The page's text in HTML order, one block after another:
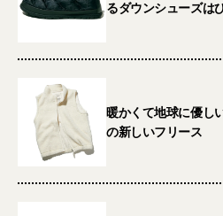
るダウンシューズは
暖かくて地球に優し
の新しいフリース